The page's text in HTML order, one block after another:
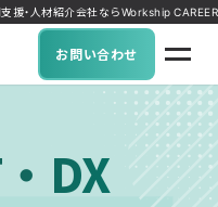
援・人材紹介会社ならWorkship CAREER
お問い合わせ
DX